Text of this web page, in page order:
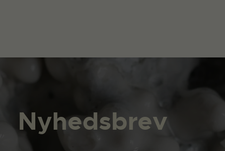
Nyhedsbrev